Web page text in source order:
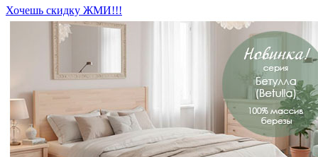
Хочешь скидку ЖМИ!!!